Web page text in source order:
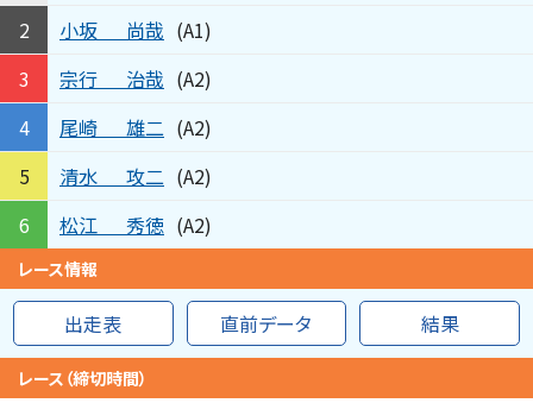
2
小坂 尚哉 (A1)
3
宗行 治哉 (A2)
4
尾崎 雄二 (A2)
5
清水 攻二 (A2)
6
松江 秀徳 (A2)
レース情報
出走表 直前データ 結果
レース（締切時間）